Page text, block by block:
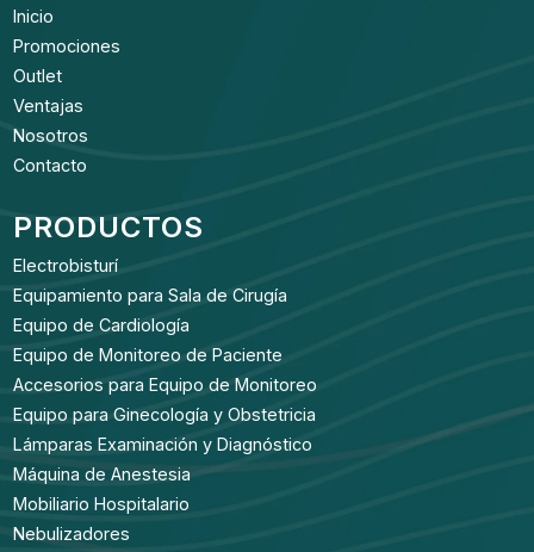
Inicio
Promociones
Outlet
Ventajas
Nosotros
Contacto
PRODUCTOS
Electrobisturí
Equipamiento para Sala de Cirugía
Equipo de Cardiología
Equipo de Monitoreo de Paciente
Accesorios para Equipo de Monitoreo
Equipo para Ginecología y Obstetricia
Lámparas Examinación y Diagnóstico
Máquina de Anestesia
Mobiliario Hospitalario
Nebulizadores